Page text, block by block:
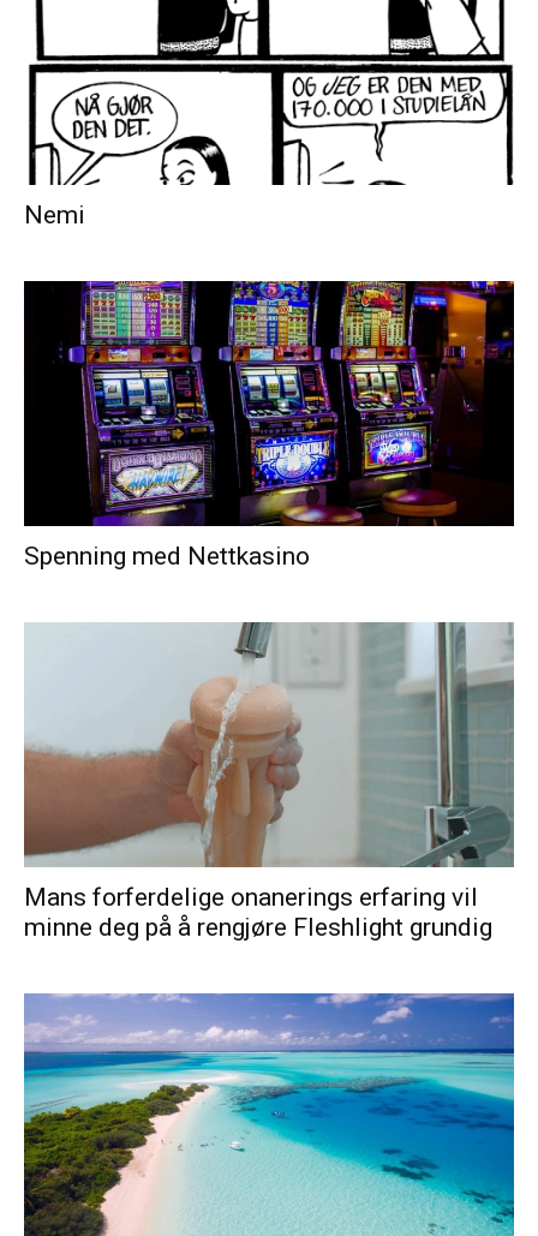
Nemi
Spenning med Nettkasino
Mans forferdelige onanerings erfaring vil
minne deg på å rengjøre Fleshlight grundig